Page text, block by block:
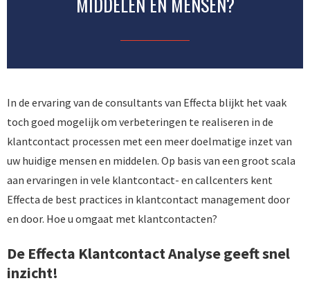
In de ervaring van de consultants van Effecta blijkt het vaak
toch goed mogelijk om verbeteringen te realiseren in de
klantcontact processen met een meer doelmatige inzet van
uw huidige mensen en middelen. Op basis van een groot scala
aan ervaringen in vele klantcontact- en callcenters kent
Effecta de best practices in klantcontact management door
en door. Hoe u omgaat met klantcontacten?
De Effecta Klantcontact Analyse geeft snel
inzicht!